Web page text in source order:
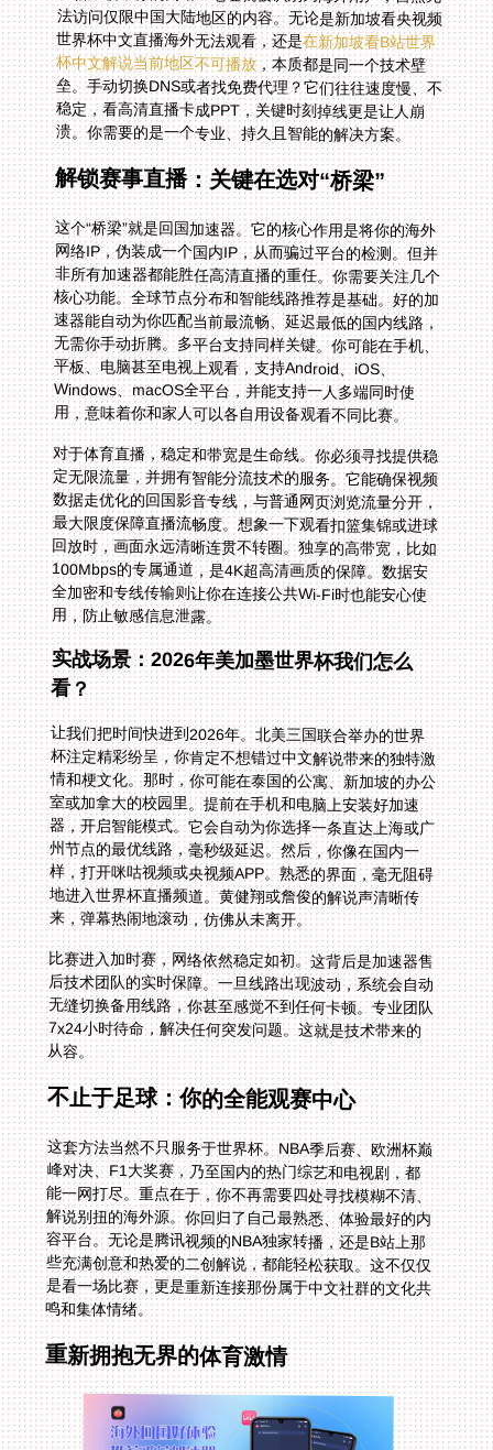
世界杯中文直播海外无法观看，还是在新加坡看B站世界
杯中文解说当前地区不可播放，本质都是同一个技术壁
垒。手动切换DNS或者找免费代理？它们往往速度慢、不
稳定，看高清直播卡成PPT，关键时刻掉线更是让人崩
溃。你需要的是一个专业、持久且智能的解决方案。
解锁赛事直播：关键在选对“桥梁”
这个“桥梁”就是回国加速器。它的核心作用是将你的海外
网络IP，伪装成一个国内IP，从而骗过平台的检测。但并
非所有加速器都能胜任高清直播的重任。你需要关注几个
核心功能。全球节点分布和智能线路推荐是基础。好的加
速器能自动为你匹配当前最流畅、延迟最低的国内线路，
无需你手动折腾。多平台支持同样关键。你可能在手机、
平板、电脑甚至电视上观看，支持Android、iOS、
Windows、macOS全平台，并能支持一人多端同时使
用，意味着你和家人可以各自用设备观看不同比赛。
对于体育直播，稳定和带宽是生命线。你必须寻找提供稳
定无限流量，并拥有智能分流技术的服务。它能确保视频
数据走优化的回国影音专线，与普通网页浏览流量分开，
最大限度保障直播流畅度。想象一下观看扣篮集锦或进球
回放时，画面永远清晰连贯不转圈。独享的高带宽，比如
100Mbps的专属通道，是4K超高清画质的保障。数据安
全加密和专线传输则让你在连接公共Wi-Fi时也能安心使
用，防止敏感信息泄露。
实战场景：2026年美加墨世界杯我们怎么
看？
让我们把时间快进到2026年。北美三国联合举办的世界
杯注定精彩纷呈，你肯定不想错过中文解说带来的独特激
情和梗文化。那时，你可能在泰国的公寓、新加坡的办公
室或加拿大的校园里。提前在手机和电脑上安装好加速
器，开启智能模式。它会自动为你选择一条直达上海或广
州节点的最优线路，毫秒级延迟。然后，你像在国内一
样，打开咪咕视频或央视频APP。熟悉的界面，毫无阻碍
地进入世界杯直播频道。黄健翔或詹俊的解说声清晰传
来，弹幕热闹地滚动，仿佛从未离开。
比赛进入加时赛，网络依然稳定如初。这背后是加速器售
后技术团队的实时保障。一旦线路出现波动，系统会自动
无缝切换备用线路，你甚至感觉不到任何卡顿。专业团队
7x24小时待命，解决任何突发问题。这就是技术带来的
从容。
不止于足球：你的全能观赛中心
这套方法当然不只服务于世界杯。NBA季后赛、欧洲杯巅
峰对决、F1大奖赛，乃至国内的热门综艺和电视剧，都
能一网打尽。重点在于，你不再需要四处寻找模糊不清、
解说别扭的海外源。你回归了自己最熟悉、体验最好的内
容平台。无论是腾讯视频的NBA独家转播，还是B站上那
些充满创意和热爱的二创解说，都能轻松获取。这不仅仅
是看一场比赛，更是重新连接那份属于中文社群的文化共
鸣和集体情绪。
重新拥抱无界的体育激情